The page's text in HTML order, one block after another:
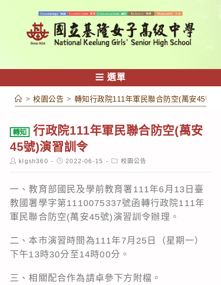
容
選單
> 校園公告 > 轉知行政院111年軍民聯合防空(萬安45號)
轉知
行政院111年軍民聯合防空(萬安
45號)演習訓令
Postklgsh360
Post2022-06-15
Post校園公告
一、教育部國民及學前教育署111年6月13日臺
教國署學字第1110075337號函轉行政院111年
軍民聯合防空(萬安45號)演習訓令辦理。
二、本市演習時間為111年7月25日（星期一）
下午13時30分至14時00分。
三、相關配合作為請卓參下方附檔。